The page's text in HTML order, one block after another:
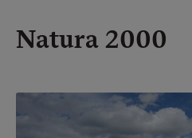
Natura 2000